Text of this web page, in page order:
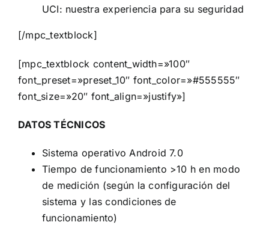
UCI: nuestra experiencia para su seguridad
[/mpc_textblock]
[mpc_textblock content_width=»100″
font_preset=»preset_10″ font_color=»#555555″
font_size=»20″ font_align=»justify»]
DATOS TÉCNICOS
Sistema operativo Android 7.0
Tiempo de funcionamiento >10 h en modo
de medición (según la configuración del
sistema y las condiciones de
funcionamiento)